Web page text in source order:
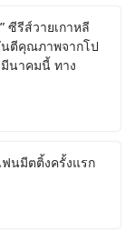
ซีรีส์วายเกาหลี
นตีคุณภาพจากโป
นาคมนี้ ทาง
นมีตติ้งครั้งแรก